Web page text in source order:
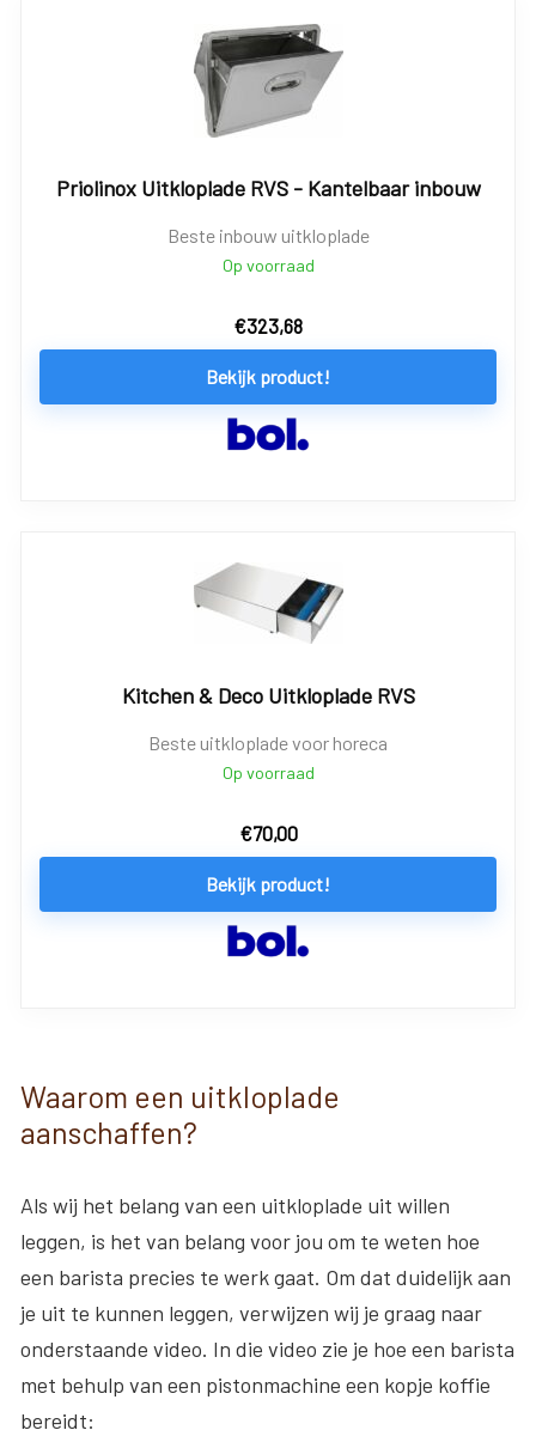
Priolinox Uitkloplade RVS - Kantelbaar inbouw
Beste inbouw uitkloplade
Op voorraad
€323,68
Bekijk product!
Kitchen & Deco Uitkloplade RVS
Beste uitkloplade voor horeca
Op voorraad
€70,00
Bekijk product!
Waarom een uitkloplade
aanschaffen?
Als wij het belang van een uitkloplade uit willen
leggen, is het van belang voor jou om te weten hoe
een barista precies te werk gaat. Om dat duidelijk aan
je uit te kunnen leggen, verwijzen wij je graag naar
onderstaande video. In die video zie je hoe een barista
met behulp van een pistonmachine een kopje koffie
bereidt: